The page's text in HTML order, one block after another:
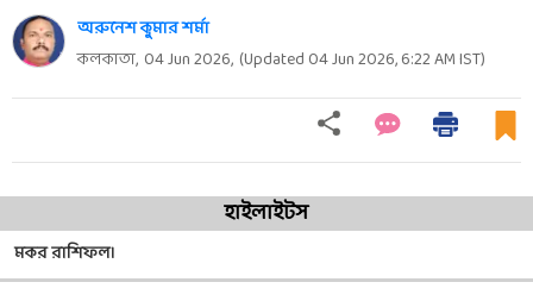
অরুনেশ কুমার শর্মা
কলকাতা, 04 Jun 2026, (Updated 04 Jun 2026, 6:22 AMIST)
হাইলাইটস
মকর রাশিফল।